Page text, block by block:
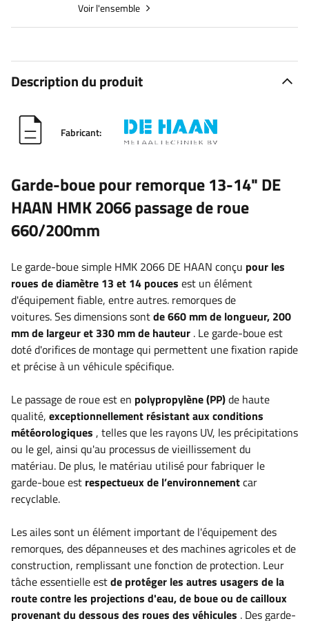
Voir l'ensemble
Description du produit
Fabricant:
Garde-boue pour remorque 13-14" DE
HAAN HMK 2066 passage de roue
660/200mm
Le garde-boue simple HMK 2066 DE HAAN conçu pour les
roues de diamètre 13 et 14 pouces est un élément
d'équipement fiable, entre autres. remorques de
voitures.Ses dimensions sontde 660 mm de longueur, 200
mm de largeur et 330 mm de hauteur . Le garde-boue est
doté d'orifices de montage qui permettent une fixation rapide
et précise à un véhicule spécifique.
Le passage de roue est en polypropylène (PP)de haute
qualité, exceptionnellement résistant aux conditions
météorologiques , telles que les rayons UV, les précipitations
ou le gel, ainsi qu'au processus de vieillissement du
matériau. De plus, le matériau utilisé pour fabriquer le
garde-boue est respectueux de l’environnementcar
recyclable.
Les ailes sont un élément important de l'équipement des
remorques, des dépanneuses et des machines agricoles et de
construction, remplissant une fonction de protection. Leur
tâche essentielle estde protéger les autres usagers de la
route contre les projections d'eau, de boue ou de cailloux
provenant du dessous des roues des véhicules . Des garde-